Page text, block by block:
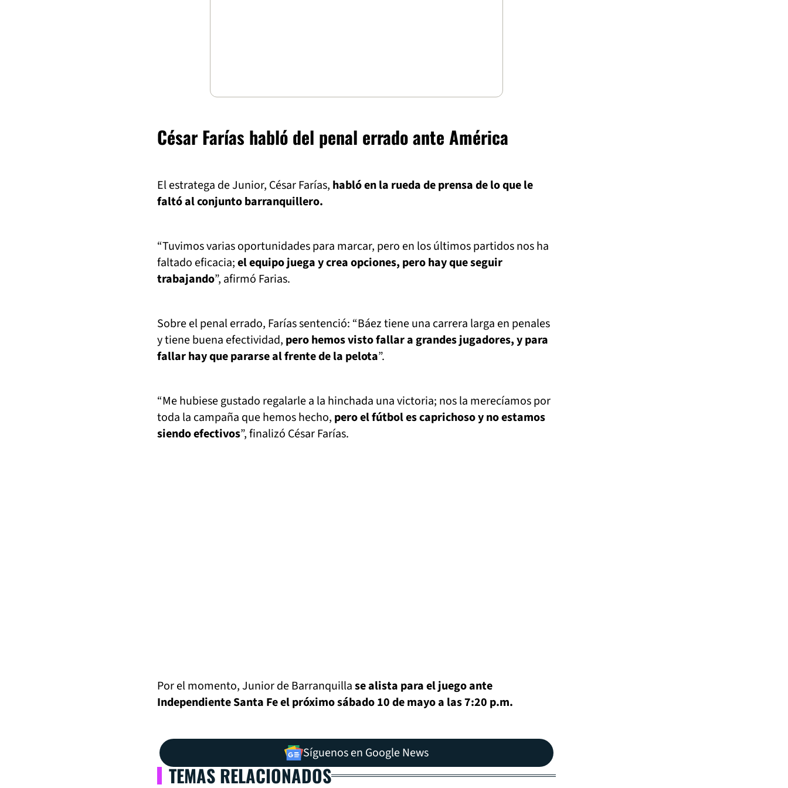
César Farías habló del penal errado ante América
El estratega de Junior, César Farías, habló en la rueda de prensa de lo que le
faltó al conjunto barranquillero.
“Tuvimos varias oportunidades para marcar, pero en los últimos partidos nos ha
faltado eficacia;el equipo juega y crea opciones, pero hay que seguir
trabajando”, afirmó Farias.
Sobre el penal errado, Farías sentenció: “Báez tiene una carrera larga en penales
y tiene buena efectividad, pero hemos visto fallar a grandes jugadores, y para
fallar hay que pararse al frente de la pelota”.
“Me hubiese gustado regalarle a la hinchada una victoria; nos la merecíamos por
toda la campaña que hemos hecho, pero el fútbol es caprichoso y no estamos
siendo efectivos”, finalizó César Farías.
Por el momento, Junior de Barranquillase alista para el juego ante
Independiente Santa Fe el próximo sábado 10 de mayo a las 7:20 p.m.
Síguenos en Google News
TEMAS RELACIONADOS